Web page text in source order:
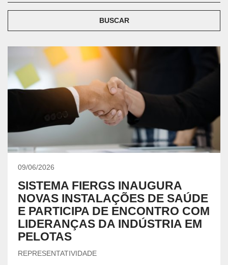
BUSCAR
09/06/2026
SISTEMA FIERGS INAUGURA
NOVAS INSTALAÇÕES DE SAÚDE
E PARTICIPA DE ENCONTRO COM
LIDERANÇAS DA INDÚSTRIA EM
PELOTAS
REPRESENTATIVIDADE